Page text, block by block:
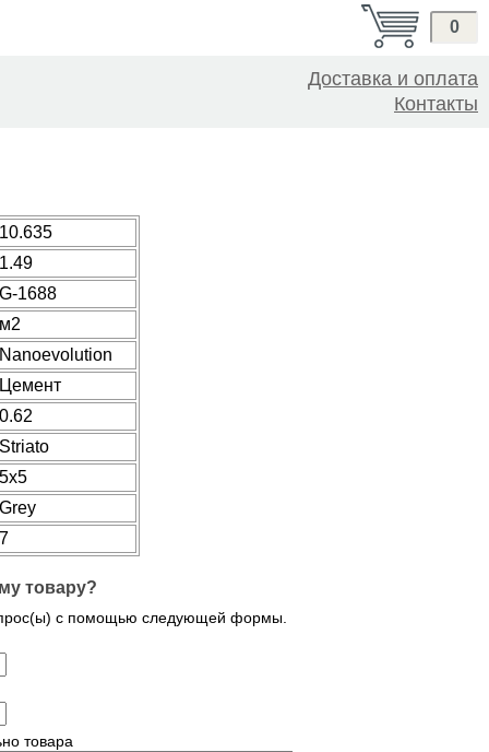
0
Доставка и оплата
Контакты
10.635
1.49
G-1688
м2
Nanoevolution
Цемент
0.62
Striato
5x5
Grey
7
товару?
с помощью следующей формы.
товара